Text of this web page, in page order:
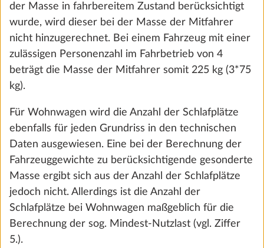
Details anzeigen Ablehnen
Zustimmen und weiter
Konfiguration zurücksetzen
Zum Anfang der Seite
HOBBY AUF FACEBOOK
der Masse in fahrbereitem Zustand berücksichtigt
wurde, wird dieser bei der Masse der Mitfahrer
nicht hinzugerechnet. Bei einem Fahrzeug mit einer
zulässigen Personenzahl im Fahrbetrieb von 4
beträgt die Masse der Mitfahrer somit 225 kg (3*75
kg).
Für Wohnwagen wird die Anzahl der Schlafplätze
ebenfalls für jeden Grundriss in den technischen
Daten ausgewiesen. Eine bei der Berechnung der
Fahrzeuggewichte zu berücksichtigende gesonderte
Masse ergibt sich aus der Anzahl der Schlafplätze
jedoch nicht. Allerdings ist die Anzahl der
Schlafplätze bei Wohnwagen maßgeblich für die
Berechnung der sog. Mindest-Nutzlast (vgl. Ziffer
5.).